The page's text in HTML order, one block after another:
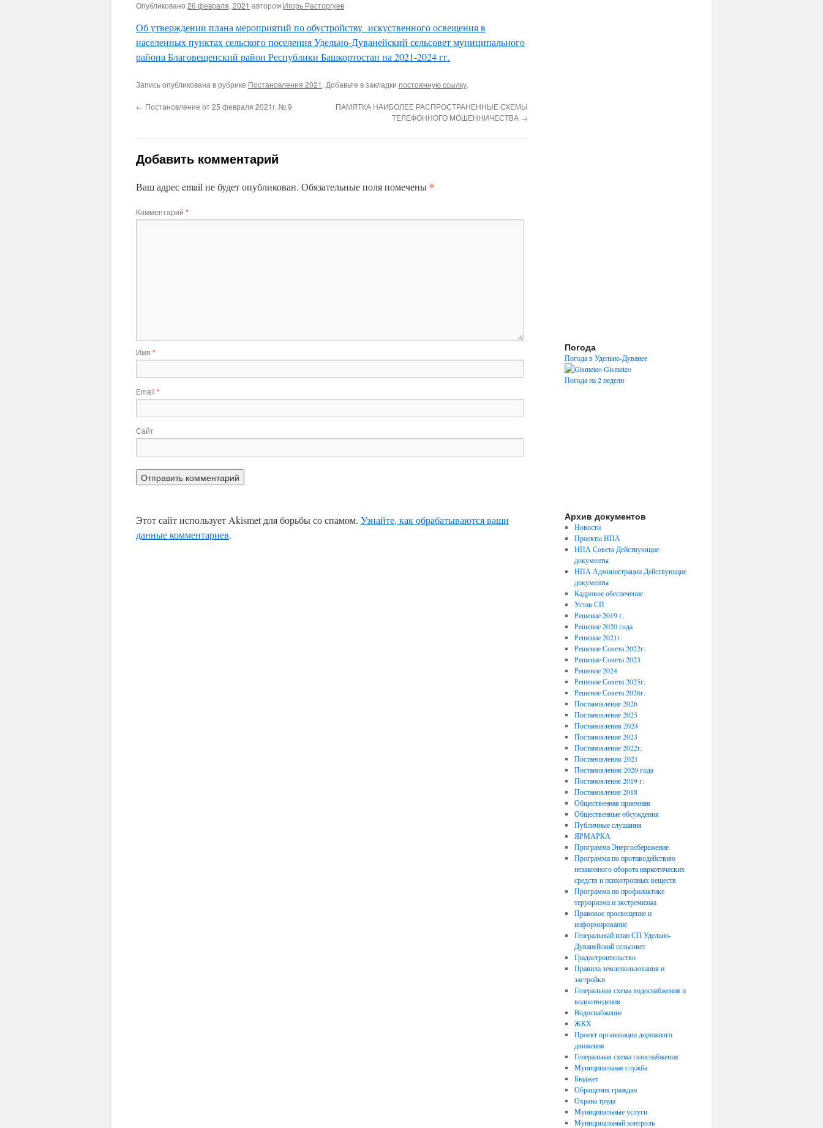
Опубликовано 26 февраля, 2021 автором Игорь Расторгуев
Об утверждении плана мероприятий по обустройству искуственного освещения в
населенных пунктах сельского поселения Удельно-Дуванейский сельсовет муниципального
района Благовещенский район Республики Башкортостан на 2021-2024 гг.
Запись опубликована в рубрике Постановления 2021 . Добавьте в закладки постоянную ссылку.
← Постановление от 25 февраля 2021г. № 9
ПАМЯТКА НАИБОЛЕЕ РАСПРОСТРАНЕННЫЕ СХЕМЫ
ТЕЛЕФОННОГО МОШЕННИЧЕСТВА →
Добавить комментарий
Ваш адрес email не будет опубликован. Обязательные поля помечены *
Комментарий *
Имя *
Email *
Сайт
Этот сайт использует Akismet для борьбы со спамом. Узнайте, как обрабатываются ваши
данные комментариев.
Погода
Погода в Удельно-Дуванее
Gismeteo
Погода на 2 недели
Архив документов
Новости
Проекты НПА
НПА Совета Действующие
документы
НПА Администрации Действующие
документы
Кадровое обеспечение
Устав СП
Решение 2019 г.
Решение 2020 года
Решение 2021г.
Решение Совета 2022г.
Решение Совета 2023
Решение 2024
Решение Совета 2025г.
Решение Совета 2026г.
Постановление 2026
Постановление 2025
Постановления 2024
Постановление 2023
Постановление 2022г.
Постановления 2021
Постановления 2020 года
Постановление 2019 г.
Постановление 2018
Общественная приемная
Общественные обсуждения
Публичные слушания
ЯРМАРКА
Программа Энергосбережение
Программа по противодействию
незаконного оборота наркотических
средств и психотропных веществ
Программа по профилактике
терроризма и экстремизма
Правовое просвещение и
информирование
Генеральный план СП Удельно-
Дуванейский сельсовет
Градостроительство
Правила землепользования и
застройки
Генеральная схема водоснабжения и
водоотведения
Водоснабжение
ЖКХ
Проект организации дорожного
движения
Генеральная схема газоснабжения
Муниципальная служба
Бюджет
Обращения граждан
Охрана труда
Муниципальные услуги
Муниципальный контроль